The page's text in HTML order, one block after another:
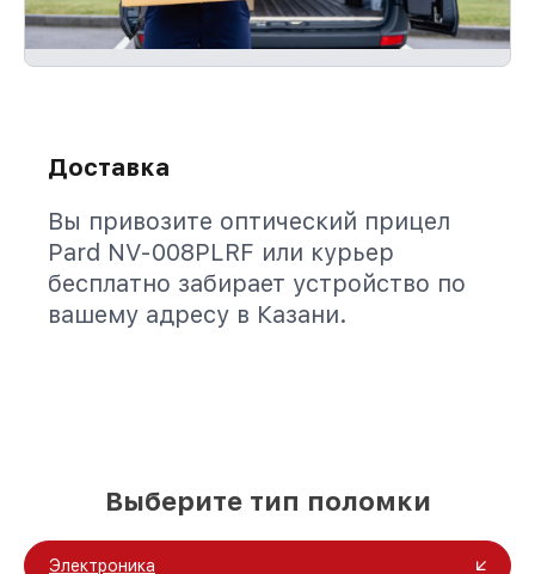
Доставка
Вы привозите оптический прицел
Pard NV-008PLRF или курьер
бесплатно забирает устройство по
вашему адресу в Казани.
Выберите тип поломки
Электроника